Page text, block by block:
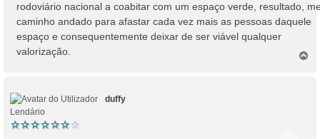
rodoviário nacional a coabitar com um espaço verde, resultado,
caminho andado para afastar cada vez mais as pessoas daquele
espaço e consequentemente deixar de ser viável qualquer
valorização.
duffy
Lendário